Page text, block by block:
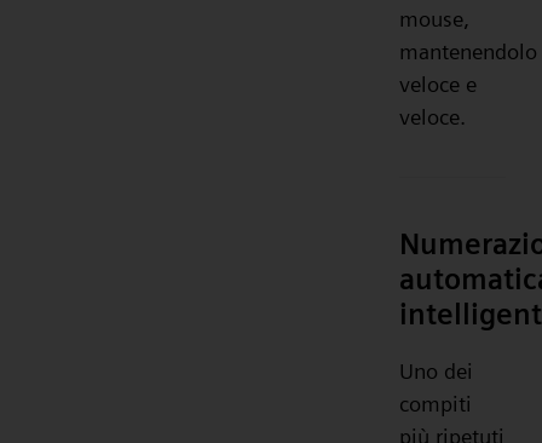
mouse,
mantenendolo
veloce e
veloce.
Uno dei
compiti
più ripetuti